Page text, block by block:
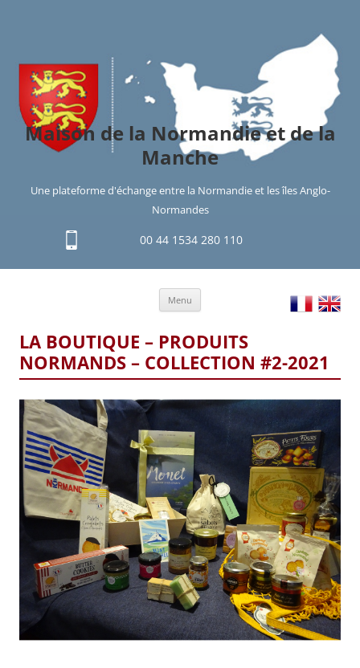
Maison de la Normandie et de la
Manche
Une plateforme d'échange entre la Normandie et les îles Anglo-
Normandes
00 44 1534 280 110
Menu
LA BOUTIQUE – PRODUITS
NORMANDS – COLLECTION #2-2021